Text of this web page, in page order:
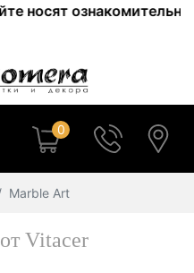
ознакомительный
0
Marble Art
от Vitacer